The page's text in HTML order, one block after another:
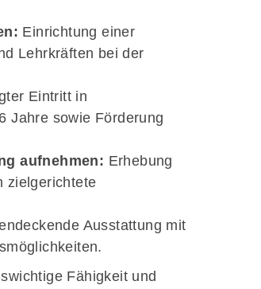
Einrichtung einer
Lehrkräften bei der
Eintritt in
Jahre sowie Förderung
aufnehmen: Erhebung
zielgerichtete
Ausstattung mit
Fähigkeit und